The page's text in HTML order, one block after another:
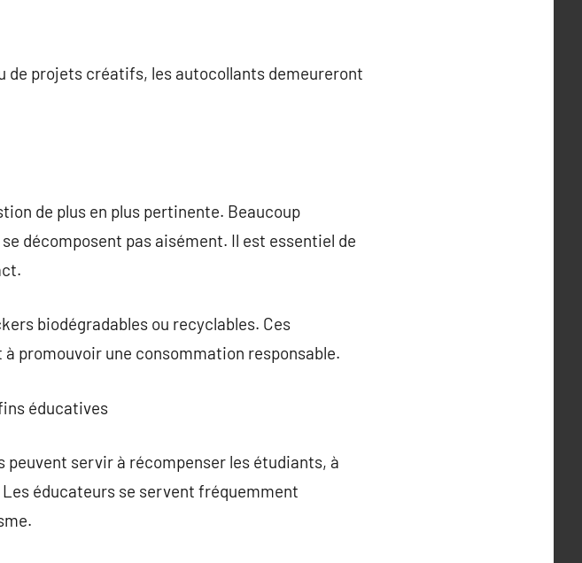
de projets créatifs, les autocollants demeureront
de plus en plus pertinente. Beaucoup
décomposent pas aisément. Il est essentiel de
biodégradables ou recyclables. Ces
promouvoir une consommation responsable.
éducatives
servir à récompenser les étudiants, à
éducateurs se servent fréquemment